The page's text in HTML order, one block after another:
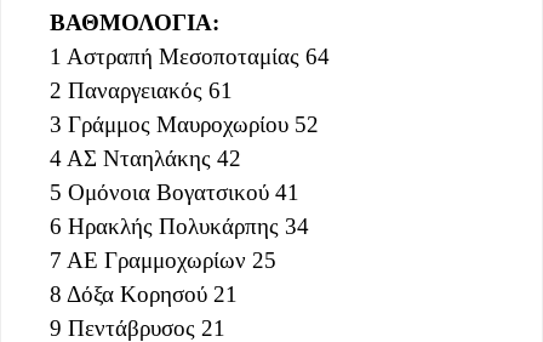
ΒΑΘΜΟΛΟΓΙΑ:
1 Αστραπή Μεσοποταμίας 64
2 Παναργειακός 61
3 Γράμμος Μαυροχωρίου 52
4 ΑΣ Νταηλάκης 42
5 Ομόνοια Βογατσικού 41
6 Ηρακλής Πολυκάρπης 34
7 ΑΕ Γραμμοχωρίων 25
8 Δόξα Κορησού 21
9 Πεντάβρυσος 21